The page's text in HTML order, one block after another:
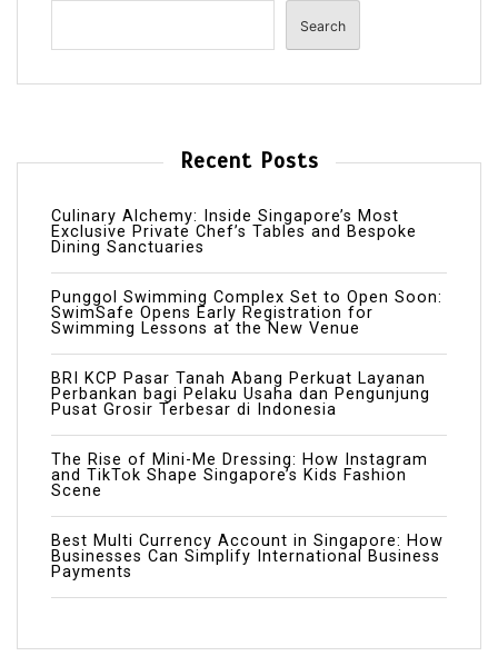
Search
Recent Posts
Culinary Alchemy: Inside Singapore’s Most
Exclusive Private Chef’s Tables and Bespoke
Dining Sanctuaries
Punggol Swimming Complex Set to Open Soon:
SwimSafe Opens Early Registration for
Swimming Lessons at the New Venue
BRI KCP Pasar Tanah Abang Perkuat Layanan
Perbankan bagi Pelaku Usaha dan Pengunjung
Pusat Grosir Terbesar di Indonesia
The Rise of Mini-Me Dressing: How Instagram
and TikTok Shape Singapore’s Kids Fashion
Scene
Best Multi Currency Account in Singapore: How
Businesses Can Simplify International Business
Payments